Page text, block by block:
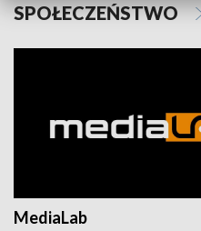
SPOŁECZEŃSTWO
MediaLab